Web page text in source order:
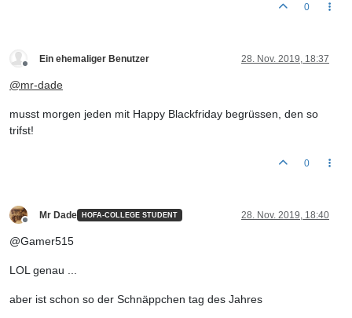
0
Offline
Ein ehemaliger Benutzer 28. Nov. 2019, 18:37
@mr-dade
musst morgen jeden mit Happy Blackfriday begrüssen, den so
trifst!
0
Offline
Mr Dade HOFA-COLLEGE STUDENT 28. Nov. 2019, 18:40
@Gamer515
LOL genau ...
aber ist schon so der Schnäppchen tag des Jahres